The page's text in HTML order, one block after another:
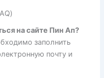
на сайте Пин Ап?
заполнить
почту и